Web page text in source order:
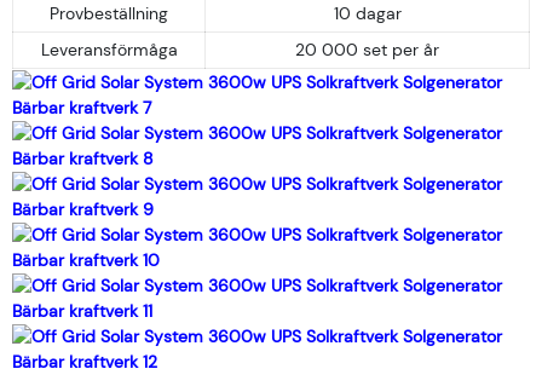
Provbeställning
10 dagar
Leveransförmåga
20 000 set per år